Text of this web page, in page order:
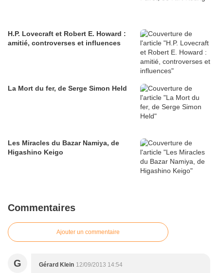
H.P. Lovecraft et Robert E. Howard :
amitié, controverses et influences
La Mort du fer, de Serge Simon Held
Les Miracles du Bazar Namiya, de
Higashino Keigo
Commentaires
Ajouter un commentaire
G Gérard Klein 12/09/2013 14:54